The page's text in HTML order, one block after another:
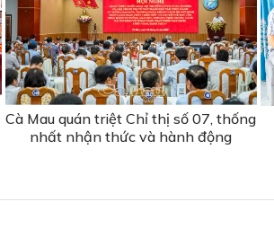
Cà Mau quán triệt Chỉ thị số 07, thống
nhất nhận thức và hành động